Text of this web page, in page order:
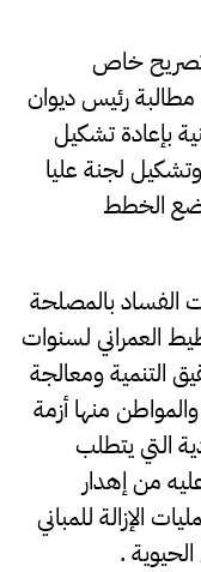
تصريح خاص
رئيس ديوان
بإعادة تشكيل
لجنة عليا
الخطط
الفساد بالمصلحة
العمراني لسنوات
التنمية ومعالجة
منها أزمة
التي يتطلب
من إهدار
الإزالة للمباني
.